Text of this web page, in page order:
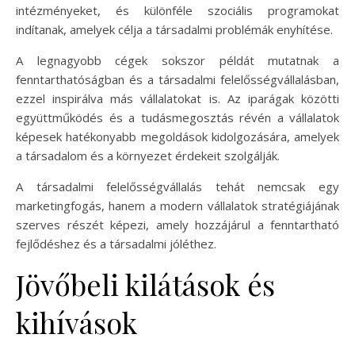
intézményeket, és különféle szociális programokat
indítanak, amelyek célja a társadalmi problémák enyhítése.
A legnagyobb cégek sokszor példát mutatnak a
fenntarthatóságban és a társadalmi felelősségvállalásban,
ezzel inspirálva más vállalatokat is. Az iparágak közötti
együttműködés és a tudásmegosztás révén a vállalatok
képesek hatékonyabb megoldások kidolgozására, amelyek
a társadalom és a környezet érdekeit szolgálják.
A társadalmi felelősségvállalás tehát nemcsak egy
marketingfogás, hanem a modern vállalatok stratégiájának
szerves részét képezi, amely hozzájárul a fenntartható
fejlődéshez és a társadalmi jóléthez.
Jövőbeli kilátások és
kihívások